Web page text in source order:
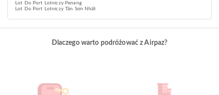
Lot Do Port Lotniczy Penang
Lot Do Port Lotniczy Tân Sơn Nhất
Dlaczego warto podróżować z Airpaz?